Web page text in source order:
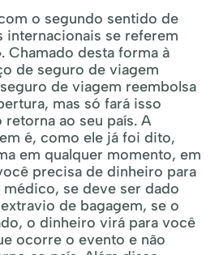
o segundo sentido de
internacionais se referem
Chamado desta forma à
de seguro de viagem
de viagem reembolsa
mas só fará isso
ao seu país. A
é, como ele já foi dito,
em qualquer momento, em
precisa de dinheiro para
se deve ser dado
de bagagem, se o
o dinheiro virá para você
ocorre o evento e não